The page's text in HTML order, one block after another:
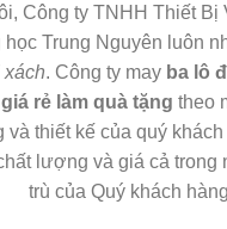
Công ty TNHH Thiết Bị
Trung Nguyên luôn
xách. Công ty may ba lô
rẻ làm quà tặng theo
và thiết kế của quý
lượng và giá cả trong
trù của Quý khách